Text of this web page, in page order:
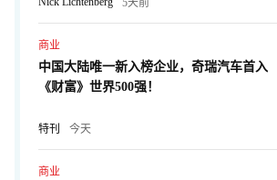
5天前
商业
中国大陆唯一新入榜企业，奇瑞汽车首入
《财富》世界500强！
特刊 今天
商业